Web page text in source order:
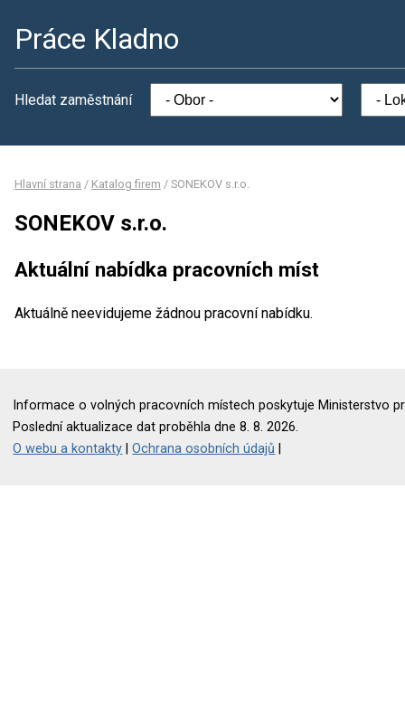
Práce Kladno
Hledat zaměstnání
Hlavní strana / Katalog firem / SONEKOV s.r.o.
SONEKOV s.r.o.
Aktuální nabídka pracovních míst
Aktuálně neevidujeme žádnou pracovní nabídku.
Informace o volných pracovních místech poskytuje Ministerstvo
Poslední aktualizace dat proběhla dne 8. 8. 2026.
O webu a kontakty |Ochrana osobních údajů